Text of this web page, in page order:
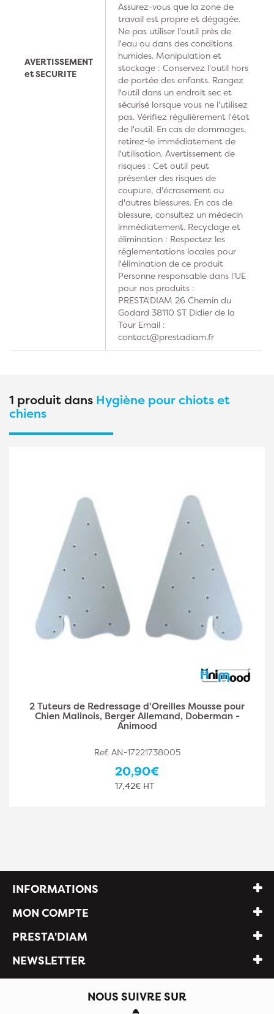
AVERTISSEMENT
et SECURITE
Assurez-vous que la zone de
travail est propre et dégagée.
Ne pas utiliser l'outil près de
l'eau ou dans des conditions
humides. Manipulation et
stockage : Conservez l'outil hors
de portée des enfants. Rangez
l'outil dans un endroit sec et
sécurisé lorsque vous ne l'utilisez
pas. Vérifiez régulièrement l'état
de l'outil. En cas de dommages,
retirez-le immédiatement de
l'utilisation. Avertissement de
risques : Cet outil peut
présenter des risques de
coupure, d'écrasement ou
d'autres blessures. En cas de
blessure, consultez un médecin
immédiatement. Recyclage et
élimination : Respectez les
réglementations locales pour
l'élimination de ce produit
Personne responsable dans l’UE
pour nos produits :
PRESTA'DIAM 26 Chemin du
Godard 38110 ST Didier de la
Tour Email :
contact@prestadiam.fr
1 produit dans Hygiène pour chiots et
chiens
2 Tuteurs de Redressage d'Oreilles Mousse pour
Chien Malinois, Berger Allemand, Doberman -
Animood
Ref. AN-17221738005
20,90€
17,42€ HT
INFORMATIONS
MON COMPTE
PRESTA'DIAM
NEWSLETTER
NOUS SUIVRE SUR